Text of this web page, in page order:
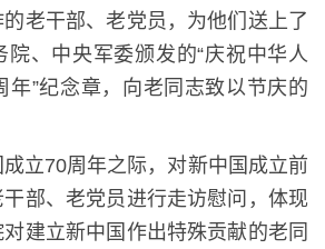
老干部、老党员，为他们送上了
院、中央军委颁发的“庆祝中华人
年”纪念章，向老同志致以节庆的
立70周年之际，对新中国成立前
部、老党员进行走访慰问，体现
建立新中国作出特殊贡献的老同